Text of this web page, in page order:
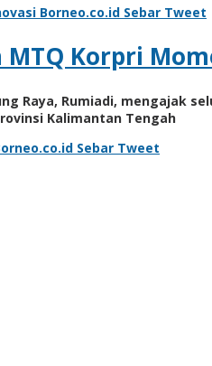
Borneo.co.id Sebar Tweet
MTQ Korpri
Raya, Rumiadi, mengajak
Kalimantan Tengah
Sebar Tweet